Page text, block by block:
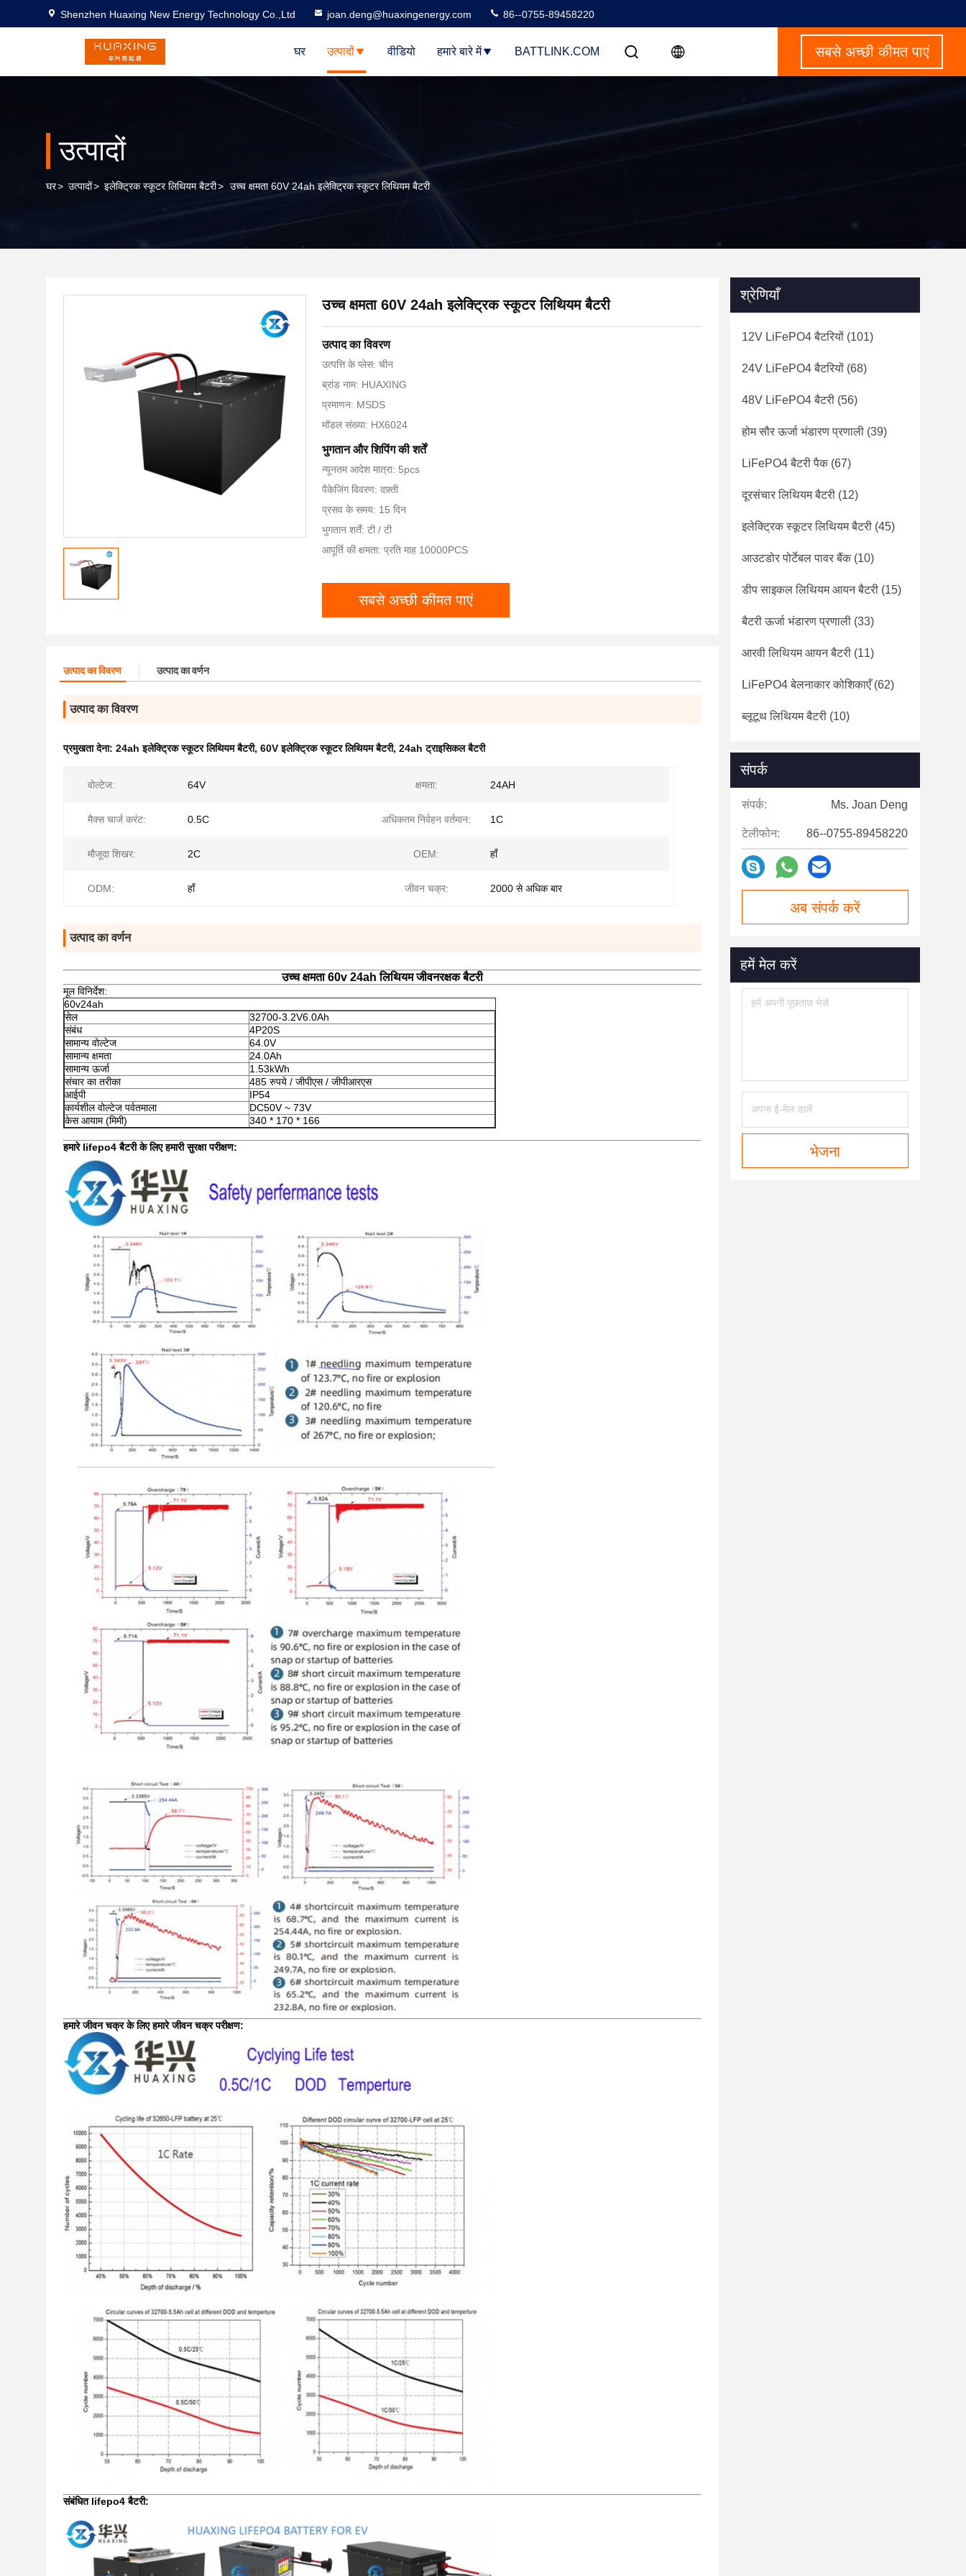
Shenzhen Huaxing New Energy Technology Co.,Ltd joan.deng@huaxingenergy.com 86--0755-89458220
घर उत्पादों वीडियो हमारे बारे में BATTLINK.COM सबसे अच्छी कीमत पाएं
उत्पादों
घर> उत्पादों> इलेक्ट्रिक स्कूटर लिथियम बैटरी> उच्च क्षमता 60V 24ah इलेक्ट्रिक स्कूटर लिथियम बैटरी
उच्च क्षमता 60V 24ah इलेक्ट्रिक स्कूटर लिथियम बैटरी
उत्पाद का विवरण
उत्पत्ति के प्लेस: चीन
ब्रांड नाम: HUAXING
प्रमाणन: MSDS
मॉडल संख्या: HX6024
भुगतान और शिपिंग की शर्तें
न्यूनतम आदेश मात्रा: 5pcs
पैकेजिंग विवरण: दफ़्ती
प्रसव के समय: 15 दिन
भुगतान शर्तें: टी / टी
आपूर्ति की क्षमता: प्रति माह 10000PCS
सबसे अच्छी कीमत पाएं
उत्पाद का विवरण उत्पाद का वर्णन
उत्पाद का विवरण
प्रमुखता देना: 24ah इलेक्ट्रिक स्कूटर लिथियम बैटरी, 60V इलेक्ट्रिक स्कूटर लिथियम बैटरी, 24ah ट्राइसिकल बैटरी
वोल्टेज: 64V क्षमता: 24AH
मैक्स चार्ज करंट: 0.5C अधिकतम निर्वहन वर्तमान: 1C
मौजूदा शिखर: 2C OEM: हाँ
ODM: हाँ जीवन चक्र: 2000 से अधिक बार
उत्पाद का वर्णन
उच्च क्षमता 60v 24ah लिथियम जीवनरक्षक बैटरी
मूल विनिर्देश:
60v24ah
सेल
32700-3.2V6.0Ah
संबंध
4P20S
सामान्य वोल्टेज
64.0V
सामान्य क्षमता
24.0Ah
सामान्य ऊर्जा
1.53kWh
संचार का तरीका
485 रुपये / जीपीएस / जीपीआरएस
आईपी
IP54
कार्यशील वोल्टेज पर्वतमाला
DC50V ~ 73V
केस आयाम (मिमी)
340 * 170 * 166
हमारे lifepo4 बैटरी के लिए हमारी सुरक्षा परीक्षण:
हमारे जीवन चक्र के लिए हमारे जीवन चक्र परीक्षण:
संबंधित lifepo4 बैटरी:
श्रेणियाँ
12V LiFePO4 बैटरियों (101)
24V LiFePO4 बैटरियों (68)
48V LiFePO4 बैटरी (56)
होम सौर ऊर्जा भंडारण प्रणाली (39)
LiFePO4 बैटरी पैक (67)
दूरसंचार लिथियम बैटरी (12)
इलेक्ट्रिक स्कूटर लिथियम बैटरी (45)
आउटडोर पोर्टेबल पावर बैंक (10)
डीप साइकल लिथियम आयन बैटरी (15)
बैटरी ऊर्जा भंडारण प्रणाली (33)
आरवी लिथियम आयन बैटरी (11)
LiFePO4 बेलनाकार कोशिकाएँ(62)
ब्लूटूथ लिथियम बैटरी (10)
संपर्क
संपर्क: Ms. Joan Deng
टेलीफोन: 86--0755-89458220
अब संपर्क करें
हमें मेल करें
भेजना